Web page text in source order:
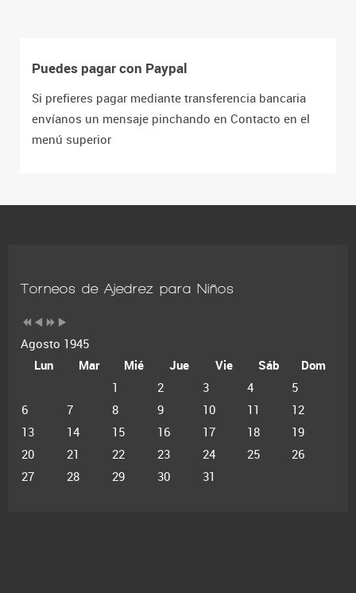
Puedes pagar con Paypal
Si prefieres pagar mediante transferencia bancaria
envíanos un mensaje pinchando en Contacto en el
menú superior
Torneos de Ajedrez para Niños
Agosto 1945
Lun
Mar Mié Jue Vie Sáb
Dom
1
2 3 4
5
6
7 8 9 10 11
12
13
14 15 16 17 18
19
20
21 22 23 24 25
26
27
28 29 30 31